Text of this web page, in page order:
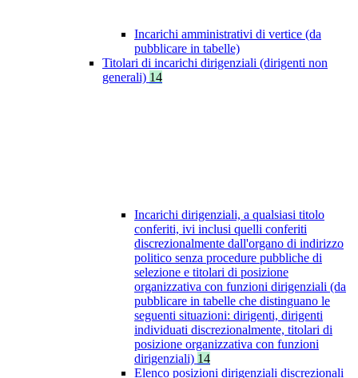
Incarichi amministrativi di vertice (da
pubblicare in tabelle)
Titolari di incarichi dirigenziali (dirigenti non
generali) 14
Incarichi dirigenziali, a qualsiasi titolo
conferiti, ivi inclusi quelli conferiti
discrezionalmente dall'organo di indirizzo
politico senza procedure pubbliche di
selezione e titolari di posizione
organizzativa con funzioni dirigenziali (da
pubblicare in tabelle che distinguano le
seguenti situazioni: dirigenti, dirigenti
individuati discrezionalmente, titolari di
posizione organizzativa con funzioni
dirigenziali) 14
Elenco posizioni dirigenziali discrezionali